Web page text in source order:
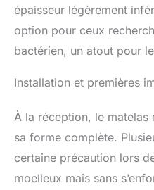
épaisseur légèrement
option pour ceux
bactérien, un atout pour
Installation et premières
À la réception, le
sa forme complète.
certaine précaution lors
moelleux mais sans